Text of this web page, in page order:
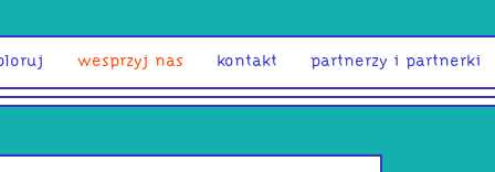
wesprzyj nas kontakt partnerzy i partnerki